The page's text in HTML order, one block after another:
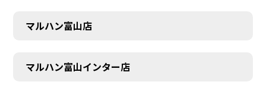
マルハン富山店
マルハン富山インター店